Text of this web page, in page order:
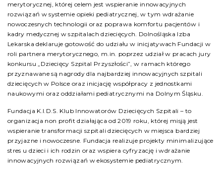
merytorycznej, której celem jest wspieranie innowacyjnych
rozwiązań w systemie opieki pediatrycznej, w tym wdrażanie
nowoczesnych technologii oraz poprawa komfortu pacjentów i
kadry medycznej w szpitalach dziecięcych. Dolnośląska Izba
Lekarska deklaruje gotowość do udziału w inicjatywach Fundacji w
roli partnera merytorycznego, m.in. poprzez udział w pracach jury
konkursu „Dziecięcy Szpital Przyszłości”, w ramach którego
przyznawane są nagrody dla najbardziej innowacyjnych szpitali
dziecięcych w Polsce oraz inicjację współpracy z jednostkami
naukowymi oraz oddziałami pediatrycznymi na Dolnym Śląsku.
Fundacja K.I.D.S. Klub Innowatorów Dziecięcych Szpitali – to
organizacja non profit działająca od 2019 roku, której misją jest
wspieranie transformacji szpitali dziecięcych w miejsca bardziej
przyjazne i nowoczesne. Fundacja realizuje projekty minimalizujące
stres u dzieci i ich rodzin oraz wspiera cyfryzację i wdrażanie
innowacyjnych rozwiązań w ekosystemie pediatrycznym.